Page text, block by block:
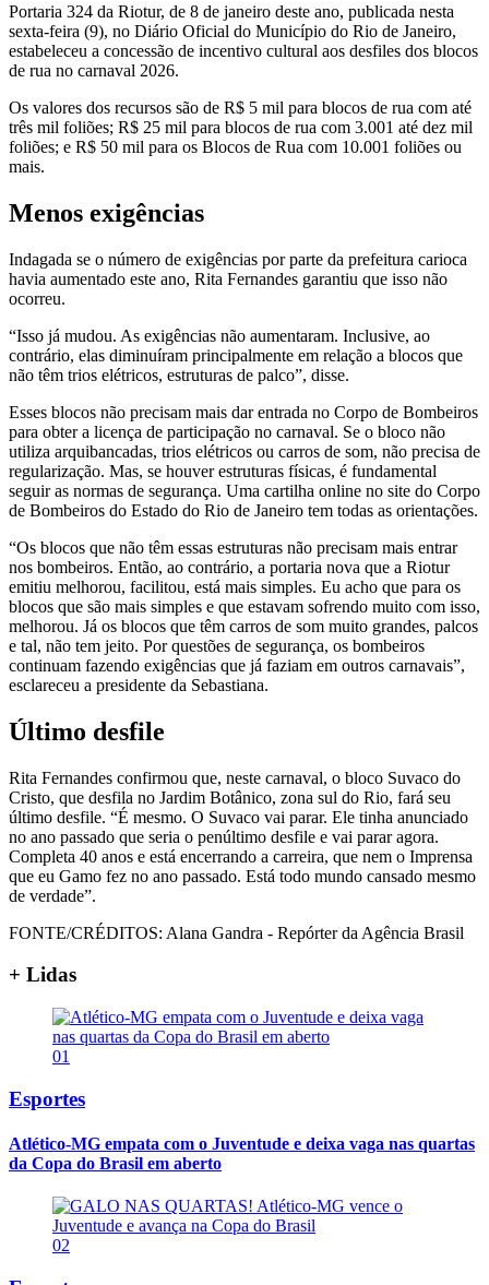
Portaria 324 da Riotur, de 8 de janeiro deste ano, publicada nesta
sexta-feira (9), no Diário Oficial do Município do Rio de Janeiro,
estabeleceu a concessão de incentivo cultural aos desfiles dos blocos
de rua no carnaval 2026.
Os valores dos recursos são de R$ 5 mil para blocos de rua com até
três mil foliões; R$ 25 mil para blocos de rua com 3.001 até dez mil
foliões; e R$ 50 mil para os Blocos de Rua com 10.001 foliões ou
mais.
Menos exigências
Indagada se o número de exigências por parte da prefeitura carioca
havia aumentado este ano, Rita Fernandes garantiu que isso não
ocorreu.
“Isso já mudou. As exigências não aumentaram. Inclusive, ao
contrário, elas diminuíram principalmente em relação a blocos que
não têm trios elétricos, estruturas de palco”, disse.
Esses blocos não precisam mais dar entrada no Corpo de Bombeiros
para obter a licença de participação no carnaval. Se o bloco não
utiliza arquibancadas, trios elétricos ou carros de som, não precisa de
regularização. Mas, se houver estruturas físicas, é fundamental
seguir as normas de segurança. Uma cartilha online no site do Corpo
de Bombeiros do Estado do Rio de Janeiro tem todas as orientações.
“Os blocos que não têm essas estruturas não precisam mais entrar
nos bombeiros. Então, ao contrário, a portaria nova que a Riotur
emitiu melhorou, facilitou, está mais simples. Eu acho que para os
blocos que são mais simples e que estavam sofrendo muito com isso,
melhorou. Já os blocos que têm carros de som muito grandes, palcos
e tal, não tem jeito. Por questões de segurança, os bombeiros
continuam fazendo exigências que já faziam em outros carnavais”,
esclareceu a presidente da Sebastiana.
Último desfile
Rita Fernandes confirmou que, neste carnaval, o bloco Suvaco do
Cristo, que desfila no Jardim Botânico, zona sul do Rio, fará seu
último desfile. “É mesmo. O Suvaco vai parar. Ele tinha anunciado
no ano passado que seria o penúltimo desfile e vai parar agora.
Completa 40 anos e está encerrando a carreira, que nem o Imprensa
que eu Gamo fez no ano passado. Está todo mundo cansado mesmo
de verdade”.
FONTE/CRÉDITOS: Alana Gandra - Repórter da Agência Brasil
+ Lidas
01
Esportes
Atlético-MG empata com o Juventude e deixa vaga nas quartas
da Copa do Brasil em aberto
02